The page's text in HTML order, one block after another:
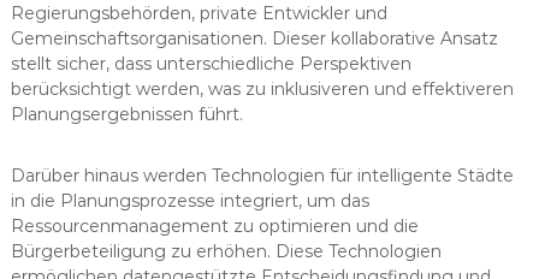
Regierungsbehörden, private Entwickler und
Gemeinschaftsorganisationen. Dieser kollaborative Ansatz
stellt sicher, dass unterschiedliche Perspektiven
berücksichtigt werden, was zu inklusiveren und effektiveren
Planungsergebnissen führt.
Darüber hinaus werden Technologien für intelligente Städte
in die Planungsprozesse integriert, um das
Ressourcenmanagement zu optimieren und die
Bürgerbeteiligung zu erhöhen. Diese Technologien